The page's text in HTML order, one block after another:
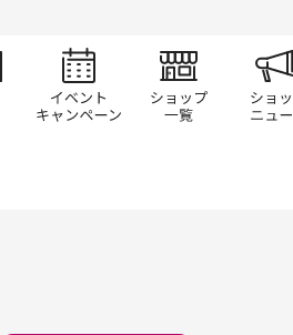
チラシ情報 イベント/キャンペー
ショッ